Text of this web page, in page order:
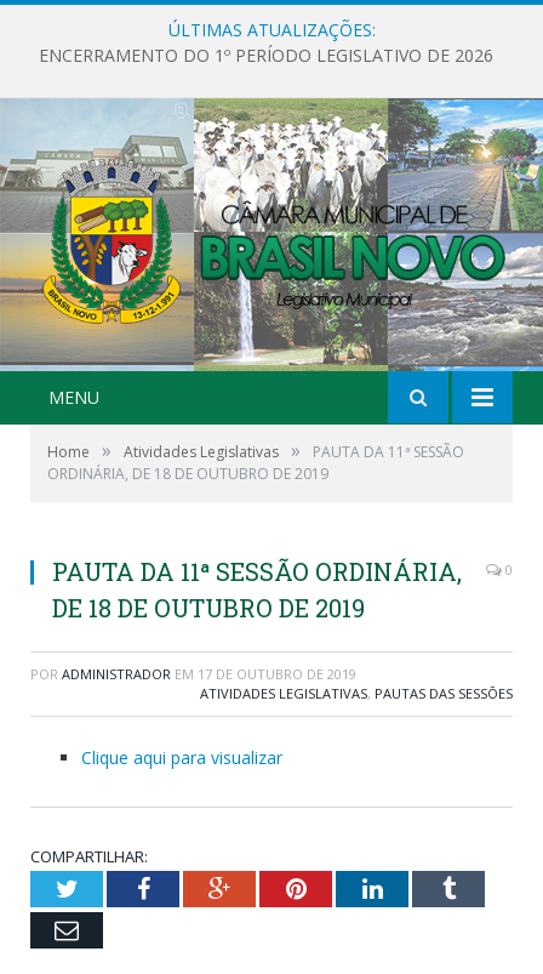
ÚLTIMAS ATUALIZAÇÕES:
ENCERRAMENTO DO 1º PERÍODO LEGISLATIVO DE 2026
MENU
Home » Atividades Legislativas »
PAUTA DA 11ª SESSÃO
ORDINÁRIA, DE 18 DE OUTUBRO DE 2019
PAUTA DA 11ª SESSÃO ORDINÁRIA,
DE 18 DE OUTUBRO DE 2019
0
POR ADMINISTRADOR EM 17 DE OUTUBRO DE 2019
ATIVIDADES LEGISLATIVAS, PAUTAS DAS SESSÕES
Clique aqui para visualizar
COMPARTILHAR:
TwitterFacebookGoogle+PinterestLinkedInTumblr
Email